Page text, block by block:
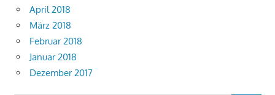
April 2018
März 2018
Februar 2018
Januar 2018
Dezember 2017